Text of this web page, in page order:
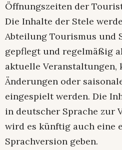
Öffnungszeiten der
Die Inhalte der Stele
Abteilung Tourismus und
gepflegt und regelmäßig
aktuelle Veranstaltungen,
Änderungen oder
eingespielt werden. Die
in deutscher Sprache zur
wird es künftig auch eine
Sprachversion geben.